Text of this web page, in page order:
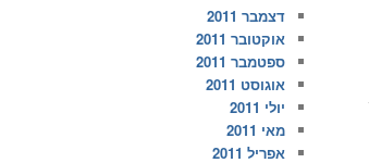
דצמבר 2011
אוקטובר 2011
ספטמבר 2011
אוגוסט 2011
יולי 2011
מאי 2011
אפריל 2011